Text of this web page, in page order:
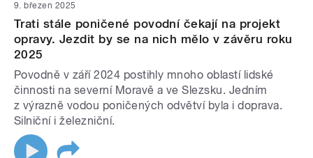
9. březen 2025
Trati stále poničené povodní čekají na projekt
opravy. Jezdit by se na nich mělo v závěru roku
2025
Povodně v září 2024 postihly mnoho oblastí lidské
činnosti na severní Moravě a ve Slezsku. Jedním
z výrazně vodou poničených odvětví byla i doprava.
Silniční i železniční.